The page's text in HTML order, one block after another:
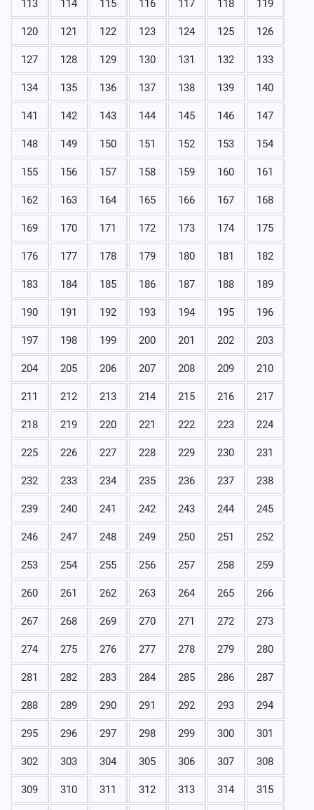
113 114 115 116 117 118 119
120 121 122 123 124 125 126
127 128 129 130 131 132 133
134 135 136 137 138 139 140
141 142 143 144 145 146 147
148 149 150 151 152 153 154
155 156 157 158 159 160 161
162 163 164 165 166 167 168
169 170 171 172 173 174 175
176 177 178 179 180 181 182
183 184 185 186 187 188 189
190 191 192 193 194 195 196
197 198 199 200 201 202 203
204 205 206 207 208 209 210
211 212 213 214 215 216 217
218 219 220 221 222 223 224
225 226 227 228 229 230 231
232 233 234 235 236 237 238
239 240 241 242 243 244 245
246 247 248 249 250 251 252
253 254 255 256 257 258 259
260 261 262 263 264 265 266
267 268 269 270 271 272 273
274 275 276 277 278 279 280
281 282 283 284 285 286 287
288 289 290 291 292 293 294
295 296 297 298 299 300 301
302 303 304 305 306 307 308
309 310 311 312 313 314 315